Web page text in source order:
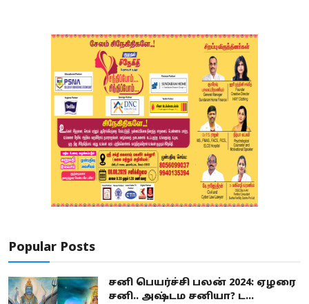
Popular Posts
சனி பெயர்ச்சி பலன் 2024: ஏழரை
சனி.. அஷ்டம சனியா? ட...